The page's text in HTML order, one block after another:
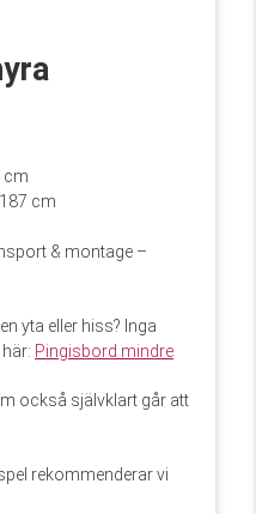
cm
cm
& montage –
yta eller hiss? Inga
Pingisbord mindre
också självklart går att
rekommenderar vi